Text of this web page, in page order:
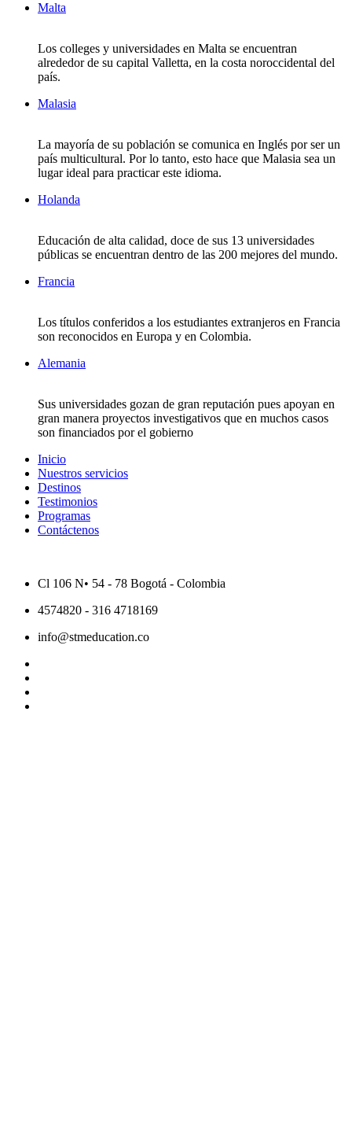
Malta
Los colleges y universidades en Malta se encuentran
alrededor de su capital Valletta, en la costa noroccidental del
país.
Malasia
La mayoría de su población se comunica en Inglés por ser un
país multicultural. Por lo tanto, esto hace que Malasia sea un
lugar ideal para practicar este idioma.
Holanda
Educación de alta calidad, doce de sus 13 universidades
públicas se encuentran dentro de las 200 mejores del mundo.
Francia
Los títulos conferidos a los estudiantes extranjeros en Francia
son reconocidos en Europa y en Colombia.
Alemania
Sus universidades gozan de gran reputación pues apoyan en
gran manera proyectos investigativos que en muchos casos
son financiados por el gobierno
Inicio
Nuestros servicios
Destinos
Testimonios
Programas
Contáctenos
Cl 106 N• 54 - 78 Bogotá - Colombia
4574820 - 316 4718169
info@stmeducation.co